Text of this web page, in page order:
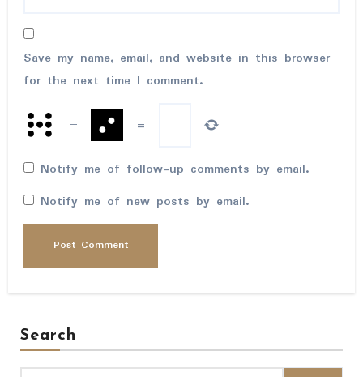
Save my name, email, and website in this browser
for the next time I comment.
− =
Notify me of follow-up comments by email.
Notify me of new posts by email.
Search